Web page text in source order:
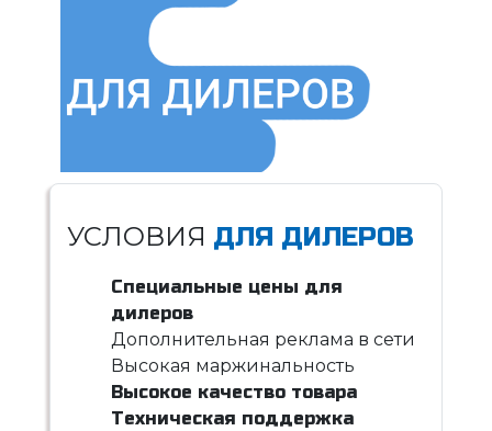
УСЛОВИЯ ДЛЯ ДИЛЕРОВ
Специальные цены для
дилеров
Дополнительная реклама в сети
Высокая маржинальность
Высокое качество товара
Техническая поддержка